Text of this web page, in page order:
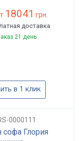
18041 грн.
доставка
21 день
в 1 клик
0000111
софа Глория